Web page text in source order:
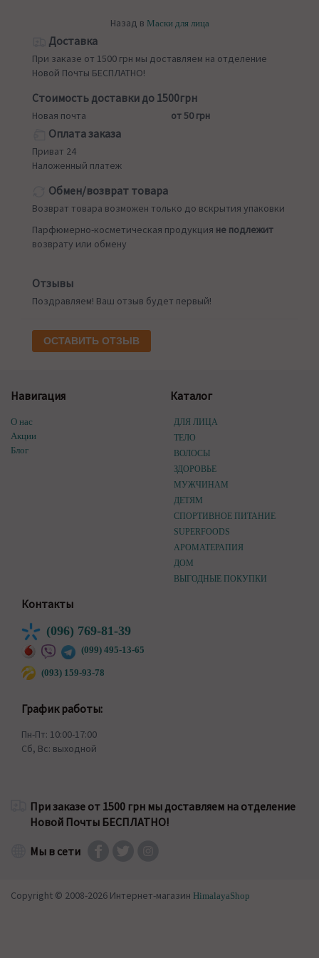
Назад в Маски для лица
Доставка
При заказе от 1500 грн мы доставляем на отделение
Новой Почты БЕСПЛАТНО!
Стоимость доставки до 1500грн
Новая почта от 50 грн
Оплата заказа
Приват 24
Наложенный платеж
Обмен/возврат товара
Возврат товара возможен только до вскрытия упаковки
Парфюмерно-косметическая продукция не подлежит
возврату или обмену
Отзывы
Поздравляем! Ваш отзыв будет первый!
ОСТАВИТЬ ОТЗЫВ
Навигация
О нас
Акции
Блог
Каталог
ДЛЯ ЛИЦА
ТЕЛО
ВОЛОСЫ
ЗДОРОВЬЕ
МУЖЧИНАМ
ДЕТЯМ
СПОРТИВНОЕ ПИТАНИЕ
SUPERFOODS
АРОМАТЕРАПИЯ
ДОМ
ВЫГОДНЫЕ ПОКУПКИ
Контакты
(096) 769-81-39
(099) 495-13-65
(093) 159-93-78
График работы:
Пн-Пт: 10:00-17:00
Сб, Вс: выходной
При заказе от 1500 грн мы доставляем на отделение
Новой Почты БЕСПЛАТНО!
Мы в сети
Copyright © 2008-2026 Интернет-магазин HimalayaShop